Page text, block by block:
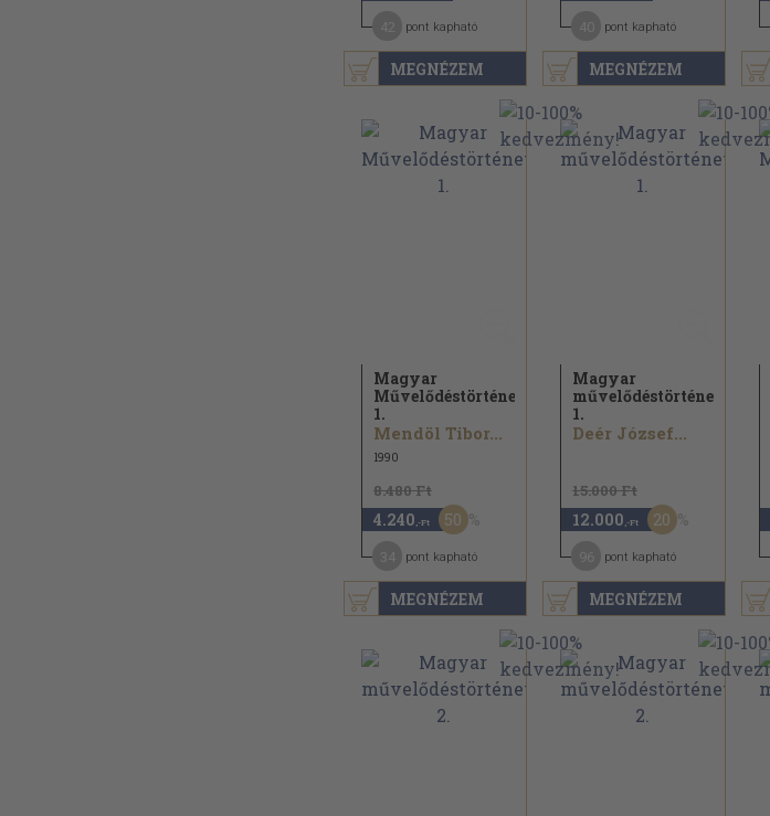
MEGNÉZEM
pont kapható
MEGNÉZEM
pont kapható
MEGNÉZEM
Magyar
Művelődéstörténet
1.
Mendöl Tibor...
1990
8.480 Ft
4.240 ,-Ft 50
pont kapható
MEGNÉZEM
Magyar
művelődéstörténet
1.
Deér József...
15.000 Ft
12.000 ,-Ft 20
pont kapható